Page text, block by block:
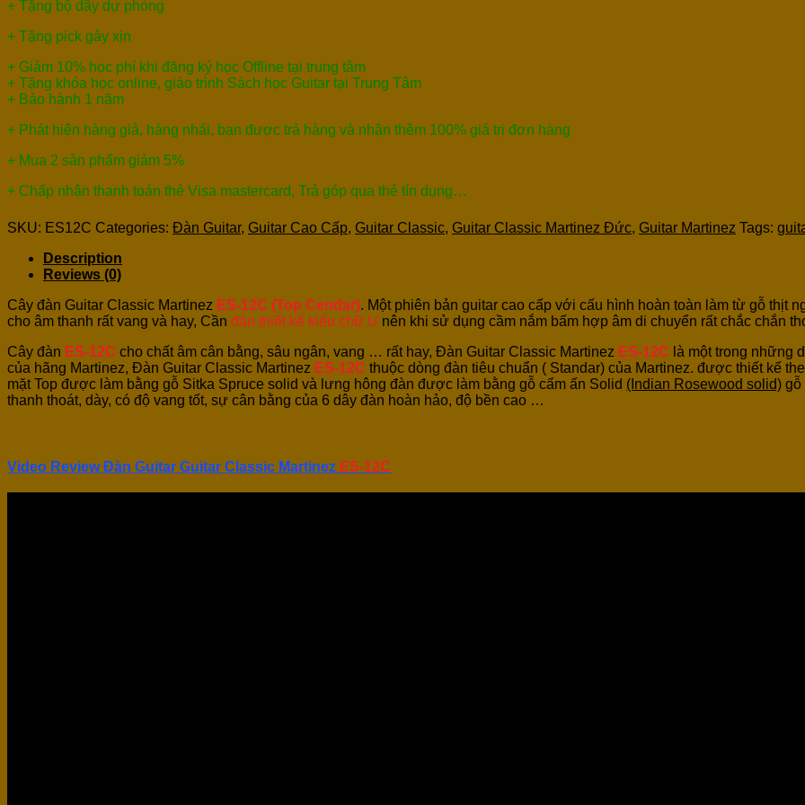
+ Tặng bộ dây dự phòng
+ Tặng pick gảy xịn
+ Giảm 10% học phí khi đăng ký học Offline tại trung tâm
+ Tặng khóa học online, giáo trình Sách học Guitar tại Trung Tâm
+ Bảo hành 1 năm
+ Phát hiện hàng giả, hàng nhái, bạn được trả hàng và nhận thêm 100% giá trị đơn hàng
+ Mua 2 sản phẩm giảm 5%
+ Chấp nhận thanh toán thẻ Visa mastercard, Trả góp qua thẻ tín dụng…
SKU: ES12C Categories: Đàn Guitar, Guitar Cao Cấp, Guitar Classic, Guitar Classic Martinez Đức, Guitar Martinez Tags:
Description
Reviews (0)
Cây đàn Guitar Classic Martinez ES-12C (Top Cendar). Một phiên bản guitar cao cấp với cấu hình hoàn toàn làm từ gỗ thịt
cho âm thanh rất vang và hay, Cần đàn thiết kế kiểu chữ U nên khi sử dụng cầm nắm bấm hợp âm di chuyển rất chắc chắn
Cây đàn ES-12C cho chất âm cân bằng, sâu ngân, vang … rất hay, Đàn Guitar Classic Martinez ES-12C là một trong những
của hãng Martinez, Đàn Guitar Classic Martinez ES-12C thuộc dòng đàn tiêu chuẩn ( Standar) của Martinez. được thiết kế
mặt Top được làm bằng gỗ Sitka Spruce solid và lưng hông đàn được làm bằng gỗ cẩm ấn Solid (Indian Rosewood solid) gỗ
thanh thoát, dày, có độ vang tốt, sự cân bằng của 6 dây đàn hoàn hảo, độ bền cao …
Video Review Đàn Guitar Guitar Classic Martinez ES-12C